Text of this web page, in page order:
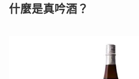
什麼是真吟酒？